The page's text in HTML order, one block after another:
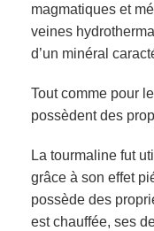
magmatiques et
veines
d’un minéral
Tout comme pour
possèdent des
La tourmaline fut
grâce à son effet
possède des
est chauffée, ses